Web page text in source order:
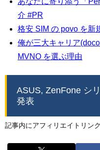
介 #PR
格安 SIM の povo を新
俺が三大キャリア
MVNO を選ぶ理由
ASUS, ZenFone シ
発表
記事内にアフィリエイトリン